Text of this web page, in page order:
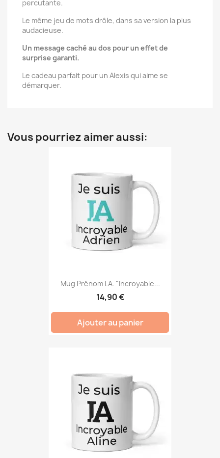
percutante.
Le même jeu de mots drôle, dans sa version la plus
audacieuse.
Un message caché au dos pour un effet de
surprise garanti.
Le cadeau parfait pour un Alexis qui aime se
démarquer.
Vous pourriez aimer aussi:
Mug Prénom I.A. "Incroyable...
14,90 €
Ajouter au panier